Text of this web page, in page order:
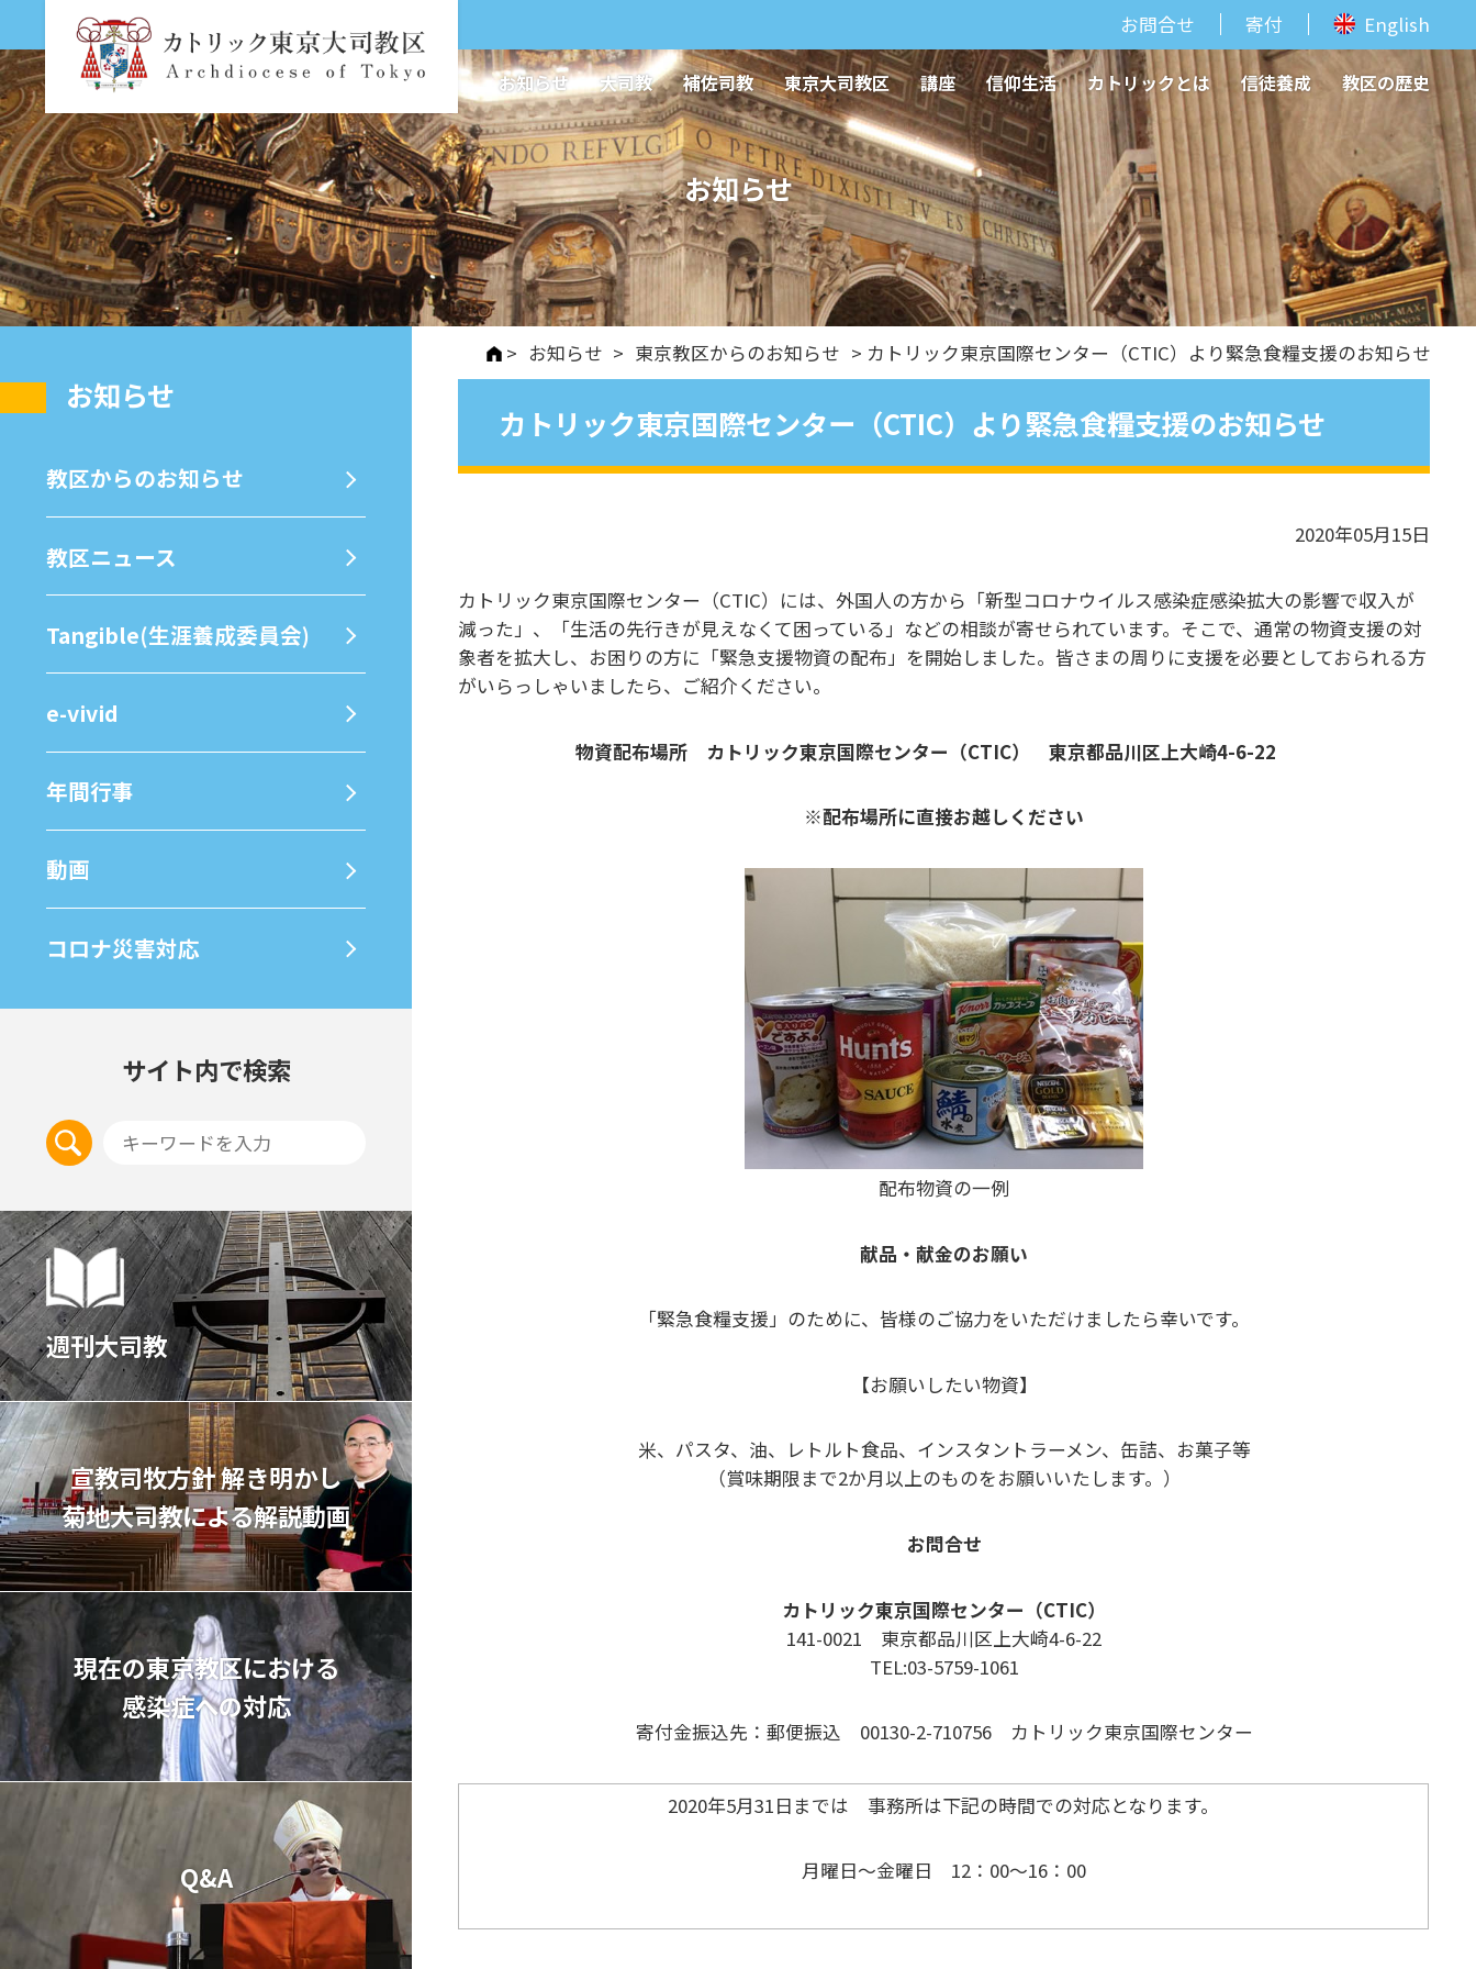
お問合せ 寄付 English
お知らせ 大司教 補佐司教 東京大司教区 講座 信仰生活 カトリックとは 信徒養成 教区の歴史
お知らせ
> お知らせ > 東京教区からのお知らせ > カトリック東京国際センター（CTIC）より緊急食糧支援のお知らせ
カトリック東京国際センター（CTIC）より緊急食糧支援のお知らせ
2020年05月15日
カトリック東京国際センター（CTIC）には、外国人の方から「新型コロナウイルス感染症感染拡大の影響で収入が
減った」、「生活の先行きが見えなくて困っている」などの相談が寄せられています。そこで、通常の物資支援の対
象者を拡大し、お困りの方に「緊急支援物資の配布」を開始しました。皆さまの周りに支援を必要としておられる方
がいらっしゃいましたら、ご紹介ください。
物資配布場所 カトリック東京国際センター（CTIC） 東京都品川区上大崎4-6-22
※配布場所に直接お越しください
配布物資の一例
献品・献金のお願い
「緊急食糧支援」のために、皆様のご協力をいただけましたら幸いです。
【お願いしたい物資】
米、パスタ、油、レトルト食品、インスタントラーメン、缶詰、お菓子等
（賞味期限まで2か月以上のものをお願いいたします。）
お問合せ
カトリック東京国際センター（CTIC）
141-0021 東京都品川区上大崎4-6-22
TEL:03-5759-1061
寄付金振込先：郵便振込 00130-2-710756 カトリック東京国際センター
2020年5月31日までは 事務所は下記の時間での対応となります。
月曜日～金曜日 12：00～16：00
お知らせ
教区からのお知らせ
教区ニュース
Tangible(生涯養成委員会)
e-vivid
年間⾏事
動画
コロナ災害対応
サイト内で検索
週刊大司教
宣教司牧⽅針 解き明かし
菊地⼤司教による解説動画
現在の東京教区における
感染症への対応
Q&A